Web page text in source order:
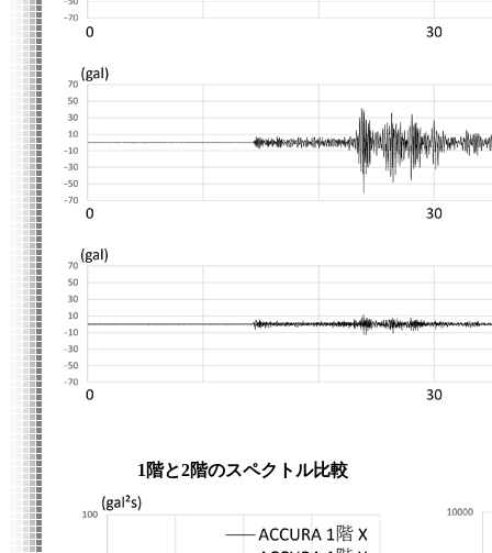
1階と2階のスペクトル比較